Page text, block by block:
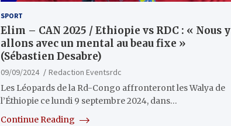
SPORT
Elim – CAN 2025 / Ethiopie vs RDC : « Nous y
allons avec un mental au beau fixe »
(Sébastien Desabre)
09/09/2024
Redaction Eventsrdc
Les Léopards de la Rd-Congo affronteront les Walya de
l’Éthiopie ce lundi 9 septembre 2024, dans…
Continue Reading